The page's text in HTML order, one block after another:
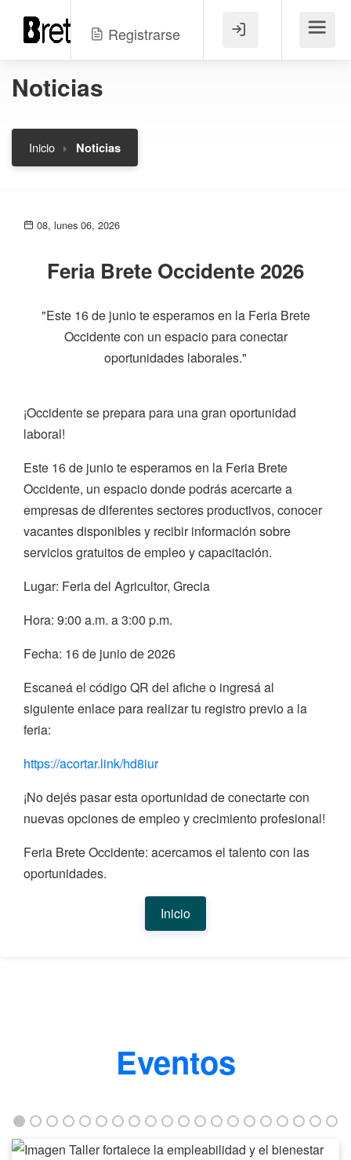
Registrarse Menú
Noticias
Inicio Noticias
08, lunes 06, 2026
Feria Brete Occidente 2026
"Este 16 de junio te esperamos en la Feria Brete
Occidente con un espacio para conectar
oportunidades laborales."
¡Occidente se prepara para una gran oportunidad
laboral!
Este 16 de junio te esperamos en la Feria Brete
Occidente, un espacio donde podrás acercarte a
empresas de diferentes sectores productivos, conocer
vacantes disponibles y recibir información sobre
servicios gratuitos de empleo y capacitación.
Lugar: Feria del Agricultor, Grecia
Hora: 9:00 a.m. a 3:00 p.m.
Fecha: 16 de junio de 2026
Escaneá el código QR del afiche o ingresá al
siguiente enlace para realizar tu registro previo a la
feria:
https://acortar.link/hd8iur
¡No dejés pasar esta oportunidad de conectarte con
nuevas opciones de empleo y crecimiento profesional!
Feria Brete Occidente: acercamos el talento con las
oportunidades.
Inicio
Eventos
Taller